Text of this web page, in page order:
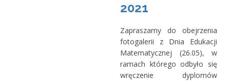
2021
Zapraszamy do obejrzenia
fotogalerii z Dnia Edukacji
Matematycznej (26.05), w
ramach którego odbyło się
wręczenie dyplomów